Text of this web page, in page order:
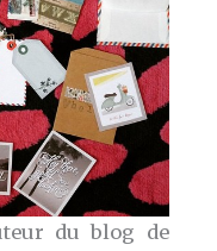
du blog de